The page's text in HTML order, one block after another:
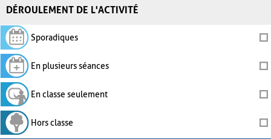
DÉROULEMENT DE L'ACTIVITÉ
Sporadiques
En plusieurs séances
En classe seulement
Hors classe